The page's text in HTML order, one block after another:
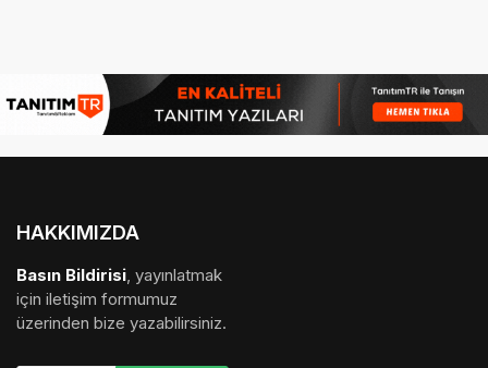
HAKKIMIZDA
Basın Bildirisi, yayınlatmak
için iletişim formumuz
üzerinden bize yazabilirsiniz.